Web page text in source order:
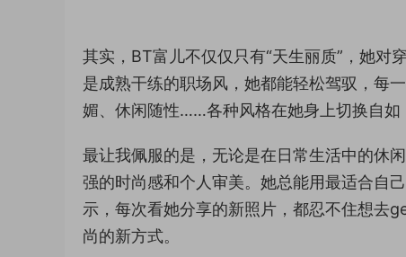
其实，BT富儿不仅仅只有“天生丽质”，她对
是成熟干练的职场风，她都能轻松驾驭，每
媚、休闲随性……各种风格在她身上切换自如
最让我佩服的是，无论是在日常生活中的休
强的时尚感和个人审美。她总能用最适合自
示，每次看她分享的新照片，都忍不住想去
尚的新方式。